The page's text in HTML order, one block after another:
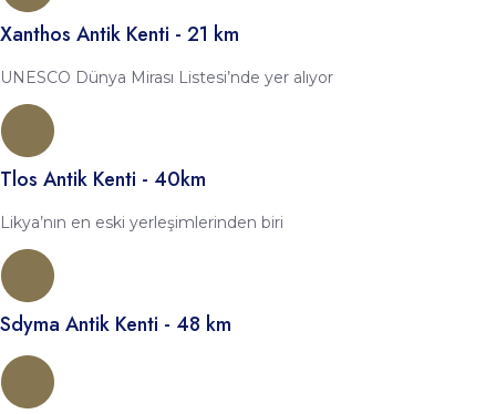
Xanthos Antik Kenti - 21 km
UNESCO Dünya Mirası Listesi’nde yer alıyor
Tlos Antik Kenti - 40km
Likya’nın en eski yerleşimlerinden biri
Sdyma Antik Kenti - 48 km